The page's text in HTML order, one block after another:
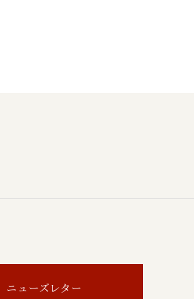
ニューズレター